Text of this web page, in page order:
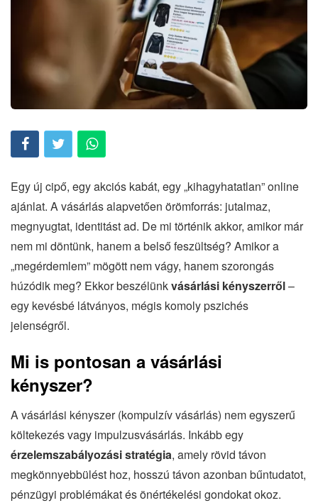
Egy új cipő, egy akciós kabát, egy „kihagyhatatlan” online
ajánlat. A vásárlás alapvetően örömforrás: jutalmaz,
megnyugtat, identitást ad. De mi történik akkor, amikor már
nem mi döntünk, hanem a belső feszültség? Amikor a
„megérdemlem” mögött nem vágy, hanem szorongás
húzódik meg? Ekkor beszélünkvásárlási kényszerről–
egy kevésbé látványos, mégis komoly pszichés
jelenségről.
Mi is pontosan a vásárlási
kényszer?
A vásárlási kényszer (kompulzív vásárlás) nem egyszerű
költekezés vagy impulzusvásárlás. Inkább egy
érzelemszabályozási stratégia, amely rövid távon
megkönnyebbülést hoz, hosszú távon azonban bűntudatot,
pénzügyi problémákat és önértékelési gondokat okoz.